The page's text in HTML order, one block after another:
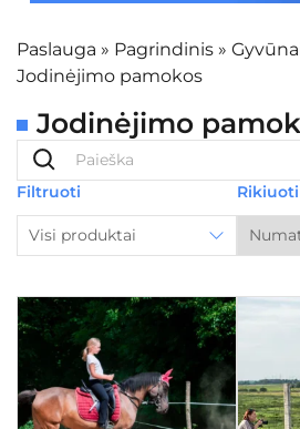
Paslauga » Pagrindinis »
Jodinėjimo pamokos
Jodinėjimo
Filtruoti
Visi produktai
Rikiuoti